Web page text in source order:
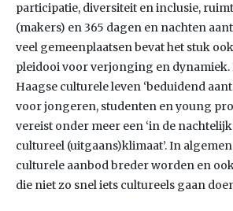
participatie, diversiteit en inclusie,
(makers) en 365 dagen en nachten
veel gemeenplaatsen bevat het stuk
pleidooi voor verjonging en dynamiek.
Haagse culturele leven ‘beduidend
voor jongeren, studenten en young
vereist onder meer een ‘in de
cultureel (uitgaans)klimaat’. In
culturele aanbod breder worden en
die niet zo snel iets cultureels gaan